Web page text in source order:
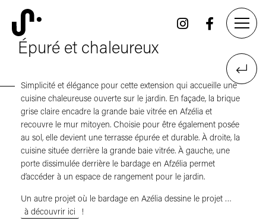
Épuré et chaleureux
Simplicité et élégance pour cette extension qui accueille une
cuisine chaleureuse ouverte sur le jardin. En façade, la brique
grise claire encadre la grande baie vitrée en Afzélia et
recouvre le mur mitoyen. Choisie pour être également posée
au sol, elle devient une terrasse épurée et durable. À droite, la
cuisine située derrière la grande baie vitrée. À gauche, une
porte dissimulée derrière le bardage en Afzélia permet
d’accéder à un espace de rangement pour le jardin.
Un autre projet où le bardage en Azélia dessine le projet …
à découvrir ici
!